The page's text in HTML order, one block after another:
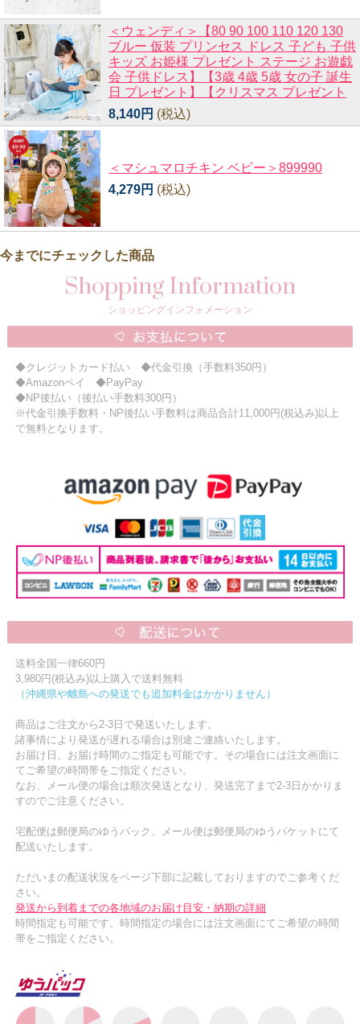
＜ウェンディ＞【80 90 100 110 120 130
ブルー 仮装 プリンセス ドレス 子ども 子供
キッズ お姫様 プレゼント ステージ お遊戯
会 子供ドレス】【3歳 4歳 5歳 女の子 誕生
日 プレゼント】【クリスマス プレゼント
8,140円 (税込)
＜マシュマロチキン ベビー＞899990
4,279円 (税込)
今までにチェックした商品
Shopping Information
ショッピングインフォメーション
◆クレジットカード払い ◆代金引換（手数料350円）
◆Amazonペイ ◆PayPay
◆NP後払い（後払い手数料300円）
※代金引換手数料・NP後払い手数料は商品合計11,000円(税込み)以上
で無料となります。
送料全国一律660円
3,980円(税込み)以上購入で送料無料
（沖縄県や離島への発送でも追加料金はかかりません）
商品はご注文から2-3日で発送いたします。
諸事情により発送が遅れる場合は別途ご連絡いたします。
お届け日、お届け時間のご指定も可能です。その場合には注文画面に
てご希望の時間帯をご指定ください。
なお、メール便の場合は順次発送となり、発送完了まで2-3日かかりま
すのでご注意ください。
宅配便は郵便局のゆうパック、メール便は郵便局のゆうパケットにて
配送いたします。
ただいまの配送状況をページ下部に記載しておりますのでご参考くだ
さい。
発送から到着までの各地域のお届け目安・納期の詳細
時間指定も可能です。時間指定の場合には注文画面にてご希望の時間
帯をご指定ください。